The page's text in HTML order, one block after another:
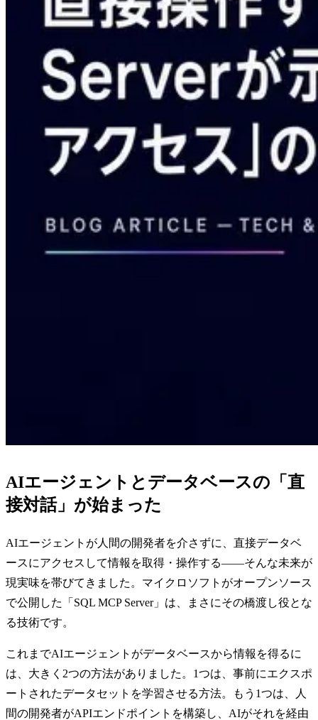
AIエージェントとデータベースの「直
接対話」が始まった
AIエージェントが人間の開発者を介さずに、直接データベ
ースにアクセスして情報を取得・操作する――そんな未来が
現実味を帯びてきました。マイクロソフトがオープンソース
で公開した「SQL MCP Server」は、まさにその橋渡し役とな
る技術です。
これまでAIエージェントがデータベースから情報を得るに
は、大きく2つの方法がありました。1つは、事前にエクスポ
ートされたデータセットを学習させる方法。もう1つは、人
間の開発者がAPIエンドポイントを構築し、AIがそれを経由